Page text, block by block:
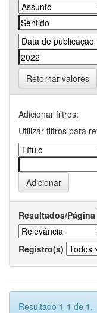
Retornar valores
Adicionar filtros:
Utilizar filtros para
Resultados/Página
Registro(s)
Resultado 1-1 de 1.